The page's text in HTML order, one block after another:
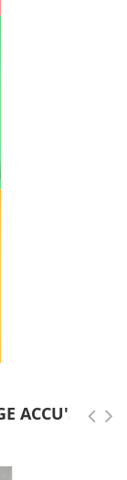
ACCU'S